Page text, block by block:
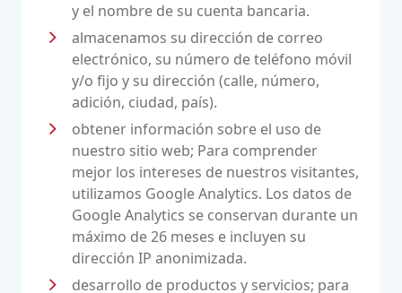
y el nombre de su cuenta bancaria.
almacenamos su dirección de correo
electrónico, su número de teléfono móvil
y/o fijo y su dirección (calle, número,
adición, ciudad, país).
obtener información sobre el uso de
nuestro sitio web; Para comprender
mejor los intereses de nuestros visitantes,
utilizamos Google Analytics. Los datos de
Google Analytics se conservan durante un
máximo de 26 meses e incluyen su
dirección IP anonimizada.
desarrollo de productos y servicios; para